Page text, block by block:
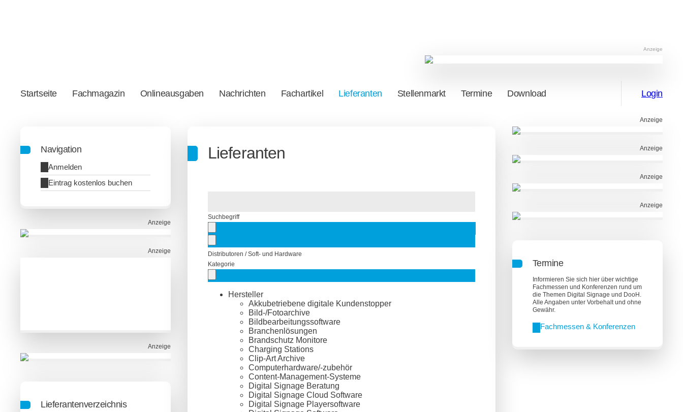
Anzeige
Startseite Fachmagazin Onlineausgaben Nachrichten Fachartikel Lieferanten Stellenmarkt Termine Download Login
Navigation
Anmelden
Eintrag kostenlos buchen
Anzeige
Anzeige
Anzeige
Lieferantenverzeichnis
Lieferanten
Suchbegriff
Distributoren / Soft- und Hardware
Kategorie
Hersteller
Akkubetriebene digitale Kundenstopper
Bild-/Fotoarchive
Bildbearbeitungssoftware
Branchenlösungen
Brandschutz Monitore
Charging Stations
Clip-Art Archive
Computerhardware/-zubehör
Content-Management-Systeme
Digital Signage Beratung
Digital Signage Cloud Software
Digital Signage Playersoftware
Anzeige
Anzeige
Anzeige
Anzeige
Termine
Informieren Sie sich hier über wichtige
Fachmessen und Konferenzen rund um
die Themen Digital Signage und DooH.
Alle Angaben unter Vorbehalt und ohne
Gewähr.
Fachmessen & Konferenzen